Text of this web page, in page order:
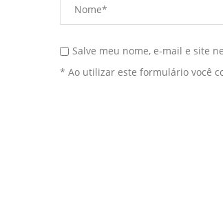
Salve meu nome, e-mail e site
* Ao utilizar este formulário você